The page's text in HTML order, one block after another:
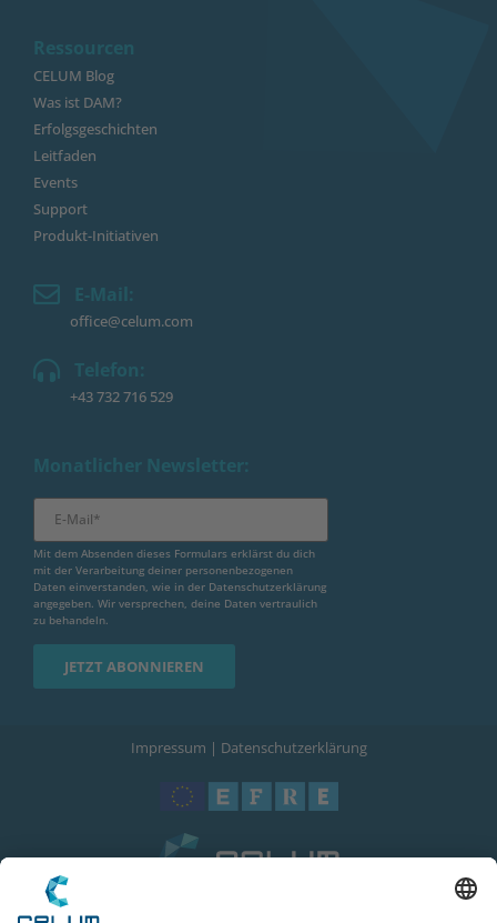
Ressourcen
CELUM Blog
Was ist DAM?
Erfolgsgeschichten
Leitfaden
Events
Support
Produkt-Initiativen
E-Mail:
office@celum.com
Telefon:
+43 732 716 529
Monatlicher Newsletter:
Mit dem Absenden dieses Formulars erklärst du dich
mit der Verarbeitung deiner personenbezogenen
Daten einverstanden, wie in der Datenschutzerklärung
angegeben. Wir versprechen, deine Daten vertraulich
zu behandeln.
Impressum | Datenschutzerklärung